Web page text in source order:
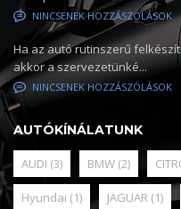
NINCSENEK HOZZÁSZÓLÁSOK
Ha az autó rutinszerű
akkor a szervezetünké...
NINCSENEK HOZZÁSZÓLÁSOK
AUTÓKÍNÁLATUNK
AUDI (3) BMW (2)
Hyundai (1) JAGUAR (1)